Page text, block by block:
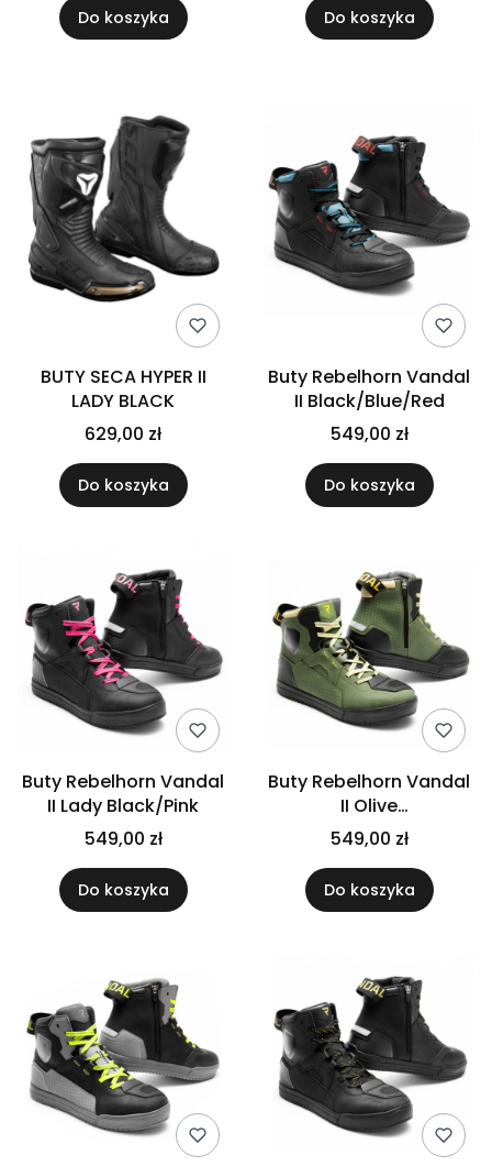
Do koszyka Do koszyka
BUTY SECA HYPER II
LADY BLACK
629,00 zł
Do koszyka
Buty Rebelhorn Vandal
II Black/Blue/Red
549,00 zł
Do koszyka
Buty Rebelhorn Vandal
II Lady Black/Pink
549,00 zł
Do koszyka
Buty Rebelhorn Vandal
II Olive
Green/Black/Orange
549,00 zł
Do koszyka